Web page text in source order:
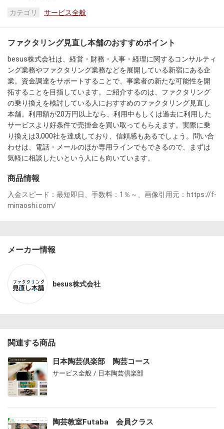
カテゴリ サービス全般
ファクタリング見直し本舗のおすすめポイント
besus株式会社は、経営・財務・人事・経理に関するコンサルティ
ング業務やファクタリング業務などを展開している新宿にある企
業。資金調達をサポートすることで、事業者の新たな可能性を開
拓することを目指しています。ご紹介するのは、ファクタリング
の乗り換えを検討している人におすすめのファクタリング見直し
本舗。利用額が20万円以上なら、利用中もしくは過去に利用した
サービスより好条件で売掛金を買い取ってもらえます。実際に乗
り換えは3,000社を達成しており、信頼感もあるでしょう。問い合
わせは、電話・メールのほか専用ラインでもできるので、まずは
気軽に相談したいという人にも向いています。
商品情報
入金スピード：最短即日、手数料：1％～、画像引用元：https://f-
minaoshi.com/
メーカー情報
besus株式会社
関連する商品
日本陶芸倶楽部 陶芸コース
サービス全般 / 日本陶芸倶楽部
陶芸教室Futaba 会員クラス